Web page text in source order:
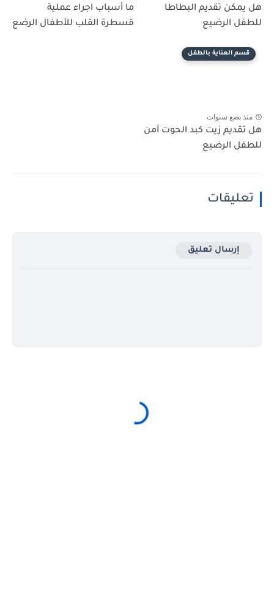
هل يمكن تقديم البطاطا
للطفل الرضيع
ما أسباب اجراء عملية
قسطرة القلب للأطفال الرضع
قسم العناية بالطفل
منذ بضع سنوات
هل تقديم زيت كبد الحوت آمن
للطفل الرضيع
تعليقات
إرسال تعليق